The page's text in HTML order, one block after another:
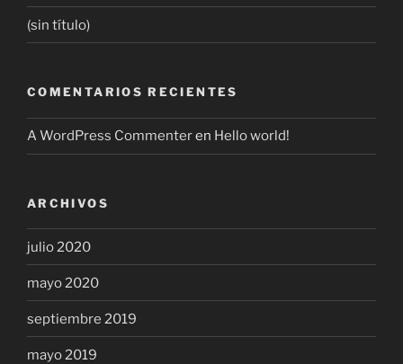
(sin título)
COMENTARIOS RECIENTES
A WordPress Commenteren Hello world!
ARCHIVOS
julio 2020
mayo 2020
septiembre 2019
mayo 2019